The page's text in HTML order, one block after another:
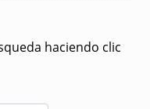
haciendo clic